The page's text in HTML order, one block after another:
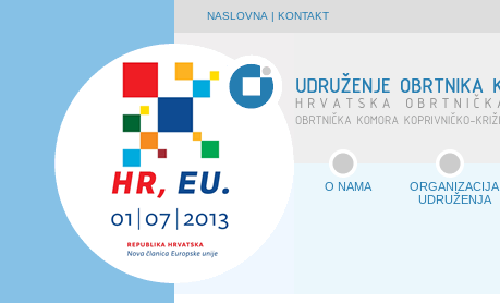
NASLOVNA | KONTAKT
O NAMA
ORGANIZACIJA
UDRUŽENJA